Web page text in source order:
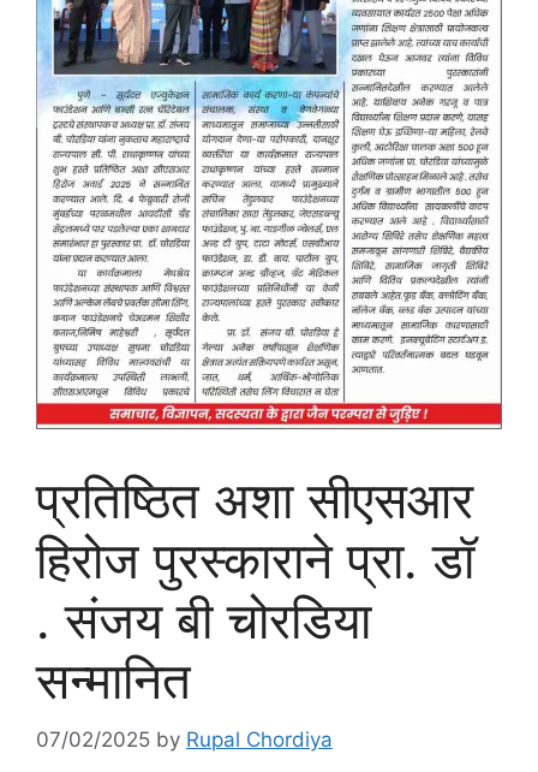
प्रतिष्ठित अशा सीएसआर
हिरोज पुरस्काराने प्रा. डॉ
. संजय बी चोरडिया
सन्मानित
07/02/2025 by Rupal Chordiya